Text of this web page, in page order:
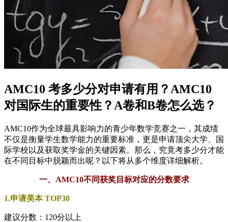
AMC10 考多少分对申请有用？AMC10
对国际生的重要性？A卷和B卷怎么选？
AMC10作为全球最具影响力的青少年数学竞赛之一，其成绩
不仅是衡量学生数学能力的重要标准，更是申请顶尖大学、国
际学校以及获取奖学金的关键因素。那么，究竟考多少分才能
在不同目标中脱颖而出呢？以下将从多个维度详细解析。
一、AMC10不同获奖目标对应的分数要求
1.申请美本 TOP30
建议分数：120分以上